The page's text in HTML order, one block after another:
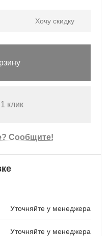
Хочу скидку
клик
Сообщите!
Уточняйте у менеджера
Уточняйте у менеджера